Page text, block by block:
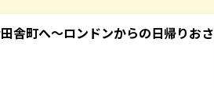
舎町へ～ロンドンからの日帰りおさ